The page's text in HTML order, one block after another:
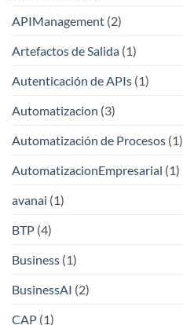
APIManagement (2)
Artefactos de Salida (1)
Autenticación de APIs (1)
Automatizacion (3)
Automatización de Procesos (1)
AutomatizacionEmpresarial (1)
avanai (1)
BTP (4)
Business (1)
BusinessAI (2)
CAP (1)